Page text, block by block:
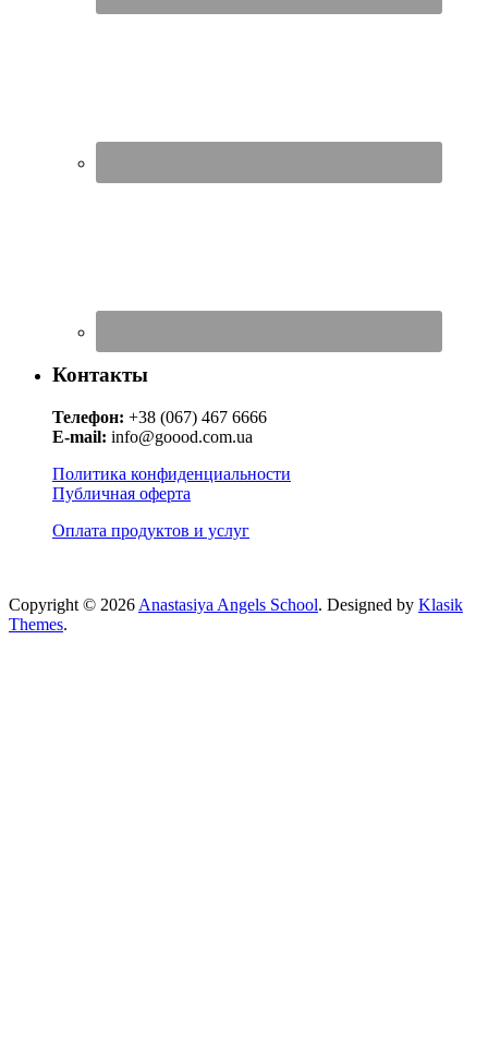
Контакты
Телефон: +38 (067) 467 6666
E-mail: info@goood.com.ua
Политика конфиденциальности
Публичная оферта
Оплата продуктов и услуг
Copyright © 2026 Anastasiya Angels School. Designed by Klasik
Themes.